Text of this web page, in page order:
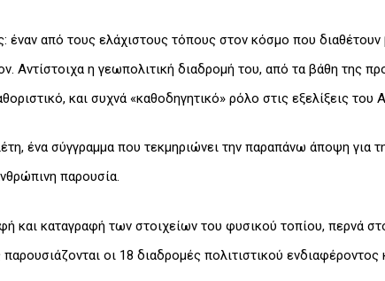
από τους ελάχιστους τόπους στον κόσμο που διαθέτουν
Αντίστοιχα η γεωπολιτική διαδρομή του, από τα βάθη της
και συχνά «καθοδηγητικό» ρόλο στις εξελίξεις του
ένα σύγγραμμα που τεκμηριώνει την παραπάνω άποψη
παρουσία.
και καταγραφή των στοιχείων του φυσικού τοπίου, περνά
οι 18 διαδρομές πολιτιστικού ενδιαφέροντος